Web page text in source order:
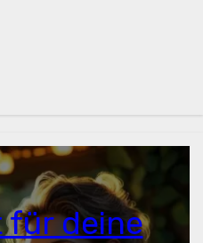
für deine